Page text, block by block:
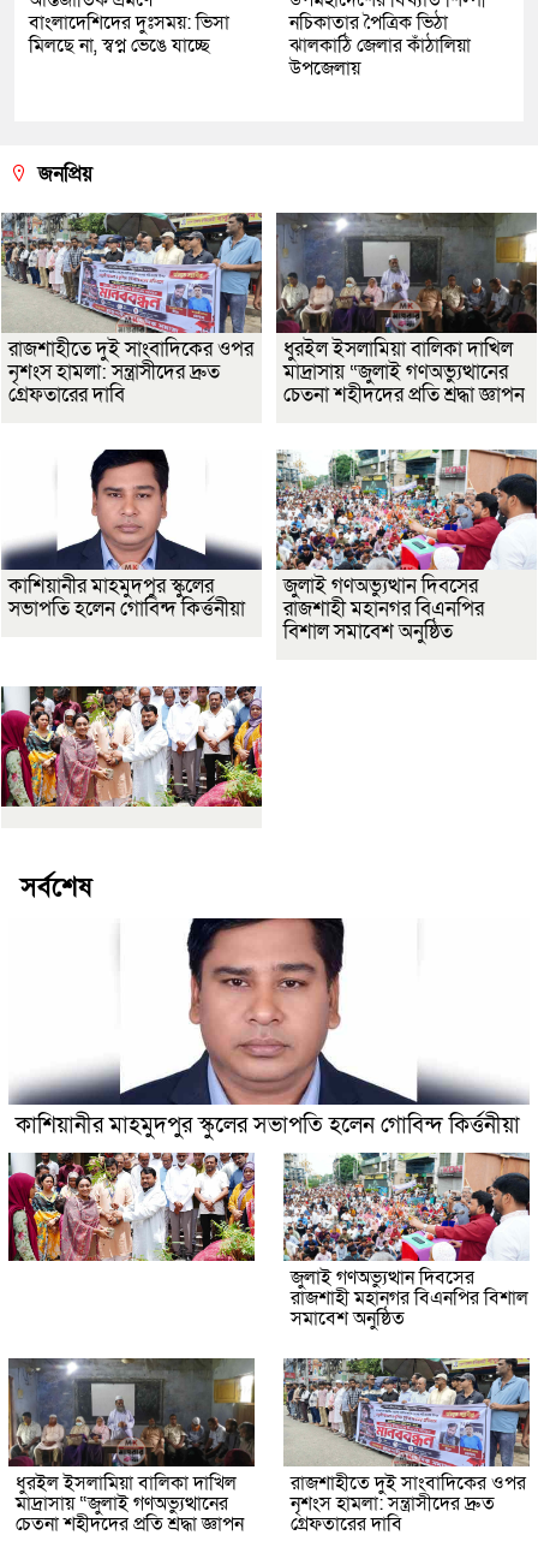
বাংলাদেশিদের দুঃসময়: ভিসা
মিলছে না, স্বপ্ন ভেঙে যাচ্ছে
নচিকাতার পৈত্রিক ভিঠা
ঝালকাঠি জেলার কাঁঠালিয়া
উপজেলায়
জনপ্রিয়
রাজশাহীতে দুই সাংবাদিকের ওপর
নৃশংস হামলা: সন্ত্রাসীদের দ্রুত
গ্রেফতারের দাবি
ধুরইল ইসলামিয়া বালিকা দাখিল
মাদ্রাসায় “জুলাই গণঅভ্যুত্থানের
চেতনা শহীদদের প্রতি শ্রদ্ধা জ্ঞাপন
কাশিয়ানীর মাহমুদপুর স্কুলের
সভাপতি হলেন গোবিন্দ কির্ত্তনীয়া
জুলাই গণঅভ্যুত্থান দিবসের
রাজশাহী মহানগর বিএনপির
বিশাল সমাবেশ অনুষ্ঠিত
সর্বশেষ
কাশিয়ানীর মাহমুদপুর স্কুলের সভাপতি হলেন গোবিন্দ কির্ত্তনীয়া
জুলাই গণঅভ্যুত্থান দিবসের
রাজশাহী মহানগর বিএনপির বিশাল
সমাবেশ অনুষ্ঠিত
ধুরইল ইসলামিয়া বালিকা দাখিল
মাদ্রাসায় “জুলাই গণঅভ্যুত্থানের
চেতনা শহীদদের প্রতি শ্রদ্ধা জ্ঞাপন
রাজশাহীতে দুই সাংবাদিকের ওপর
নৃশংস হামলা: সন্ত্রাসীদের দ্রুত
গ্রেফতারের দাবি